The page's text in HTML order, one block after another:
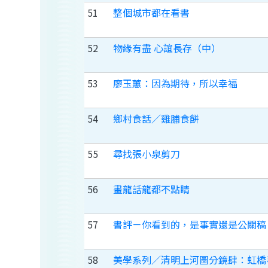
51 整個城市都在看書
52 物緣有盡 心誼長存（中）
53 廖玉蕙：因為期待，所以幸福
54 鄉村食話／雞脯食餅
55 尋找張小泉剪刀
56 畫龍話龍都不點睛
57 書評－你看到的，是事實還是公關
58 美學系列／清明上河圖分鏡肆：虹